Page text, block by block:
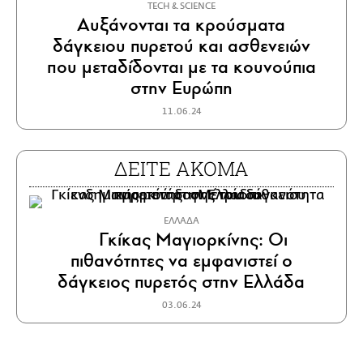
ΤECH & SCIENCE
Αυξάνονται τα κρούσματα
δάγκειου πυρετού και ασθενειών
που μεταδίδονται με τα κουνούπια
στην Ευρώπη
11.06.24
ΔΕΙΤΕ ΑΚΟΜΑ
ΕΛΛΑΔΑ
Γκίκας Μαγιορκίνης: Οι
πιθανότητες να εμφανιστεί ο
δάγκειος πυρετός στην Ελλάδα
03.06.24